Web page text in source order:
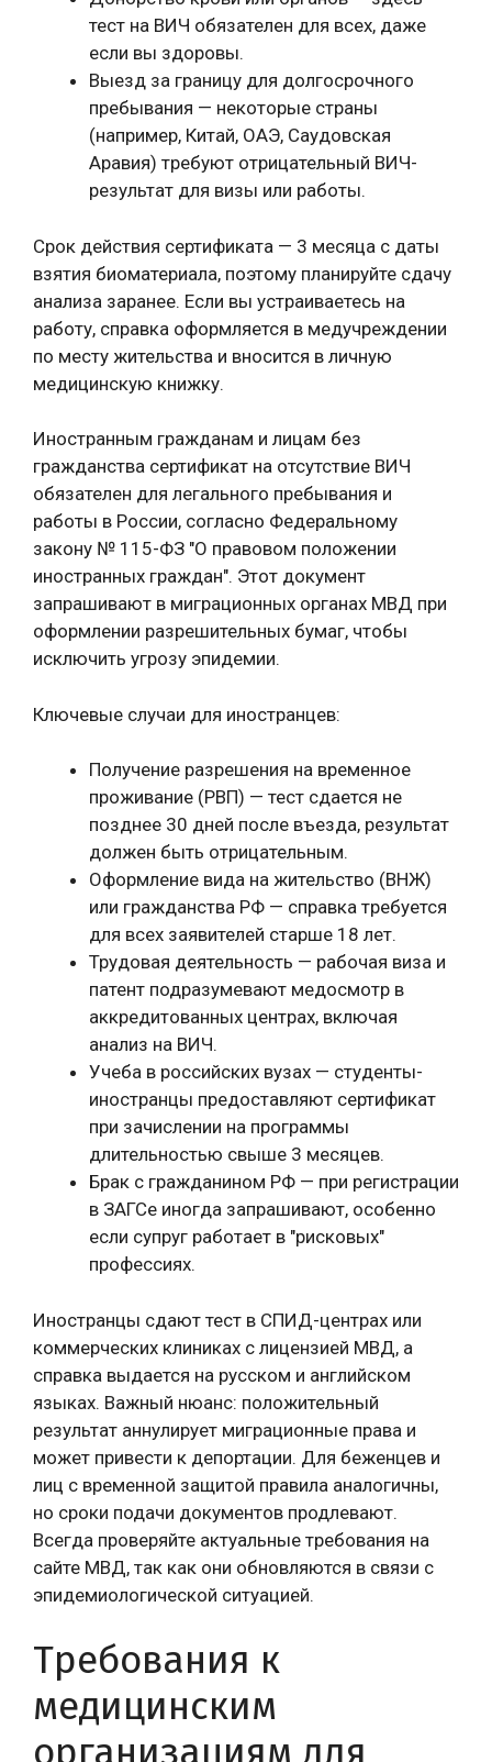
тест на ВИЧ обязателен для всех, даже
если вы здоровы.
Выезд за границу для долгосрочного
пребывания — некоторые страны
(например, Китай, ОАЭ, Саудовская
Аравия) требуют отрицательный ВИЧ-
результат для визы или работы.
Срок действия сертификата — 3 месяца с даты
взятия биоматериала, поэтому планируйте сдачу
анализа заранее. Если вы устраиваетесь на
работу, справка оформляется в медучреждении
по месту жительства и вносится в личную
медицинскую книжку.
Иностранным гражданам и лицам без
гражданства сертификат на отсутствие ВИЧ
обязателен для легального пребывания и
работы в России, согласно Федеральному
закону № 115-ФЗ "О правовом положении
иностранных граждан". Этот документ
запрашивают в миграционных органах МВД при
оформлении разрешительных бумаг, чтобы
исключить угрозу эпидемии.
Ключевые случаи для иностранцев:
Получение разрешения на временное
проживание (РВП) — тест сдается не
позднее 30 дней после въезда, результат
должен быть отрицательным.
Оформление вида на жительство (ВНЖ)
или гражданства РФ — справка требуется
для всех заявителей старше 18 лет.
Трудовая деятельность — рабочая виза и
патент подразумевают медосмотр в
аккредитованных центрах, включая
анализ на ВИЧ.
Учеба в российских вузах — студенты-
иностранцы предоставляют сертификат
при зачислении на программы
длительностью свыше 3 месяцев.
Брак с гражданином РФ — при регистрации
в ЗАГСе иногда запрашивают, особенно
если супруг работает в "рисковых"
профессиях.
Иностранцы сдают тест в СПИД-центрах или
коммерческих клиниках с лицензией МВД, а
справка выдается на русском и английском
языках. Важный нюанс: положительный
результат аннулирует миграционные права и
может привести к депортации. Для беженцев и
лиц с временной защитой правила аналогичны,
но сроки подачи документов продлевают.
Всегда проверяйте актуальные требования на
сайте МВД, так как они обновляются в связи с
эпидемиологической ситуацией.
Требования к
медицинским
организациям для